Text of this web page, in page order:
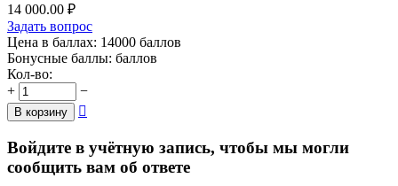
14 000.00 ₽
Задать вопрос
Цена в баллах: 14000 баллов
Бонусные баллы: баллов
Кол-во:
+
−
В корзину 
Войдите в учётную запись, чтобы мы могли
сообщить вам об ответе